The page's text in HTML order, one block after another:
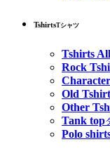
TshirtsTシャツ
Tshirts All
Rock
Old
Other
Tank top
Polo